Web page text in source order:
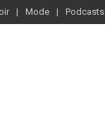
Mode Podcasts